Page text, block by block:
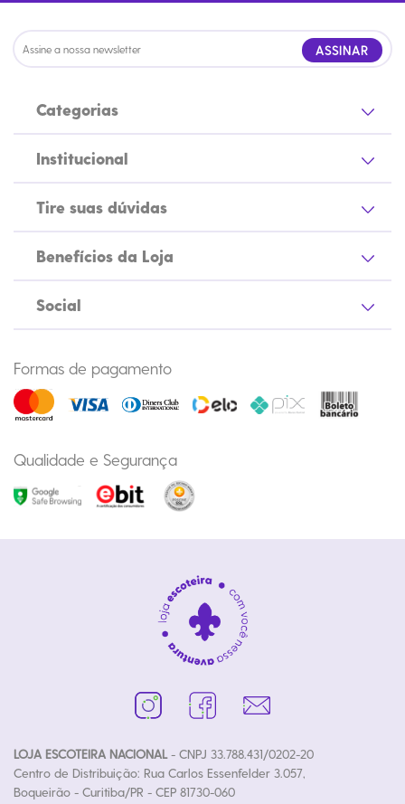
ASSINAR
Categorias
Institucional
Tire suas dúvidas
Benefícios da Loja
Social
Formas de pagamento
Qualidade e Segurança
LOJA ESCOTEIRA NACIONAL- CNPJ 33.788.431/0202-20
Centro de Distribuição: Rua Carlos Essenfelder 3.057,
Boqueirão - Curitiba/PR - CEP 81730-060